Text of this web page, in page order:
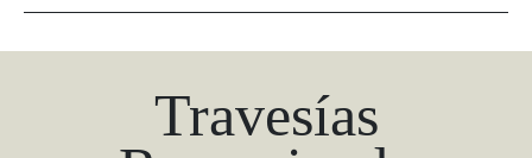
Travesías